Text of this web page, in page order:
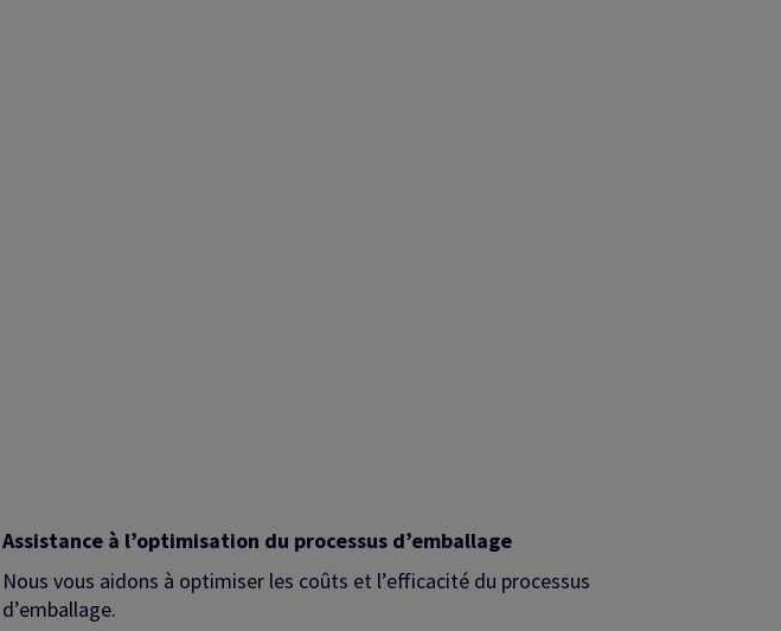
Assistance à l’optimisation du processus d’emballage
Nous vous aidons à optimiser les coûts et l’efficacité du processus
d’emballage.